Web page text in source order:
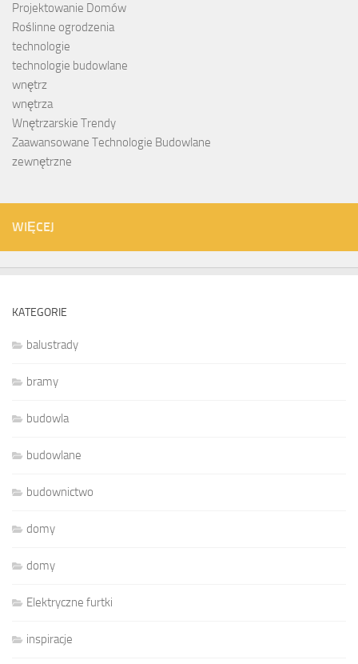
Projektowanie Domów
Roślinne ogrodzenia
technologie
technologie budowlane
wnętrz
wnętrza
Wnętrzarskie Trendy
Zaawansowane Technologie Budowlane
zewnętrzne
WIĘCEJ
KATEGORIE
balustrady
bramy
budowla
budowlane
budownictwo
domy
domy
Elektryczne furtki
inspiracje